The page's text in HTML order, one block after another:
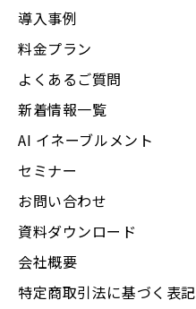
導入事例
料金プラン
よくあるご質問
新着情報一覧
AI イネーブルメント
セミナー
お問い合わせ
資料ダウンロード
会社概要
特定商取引法に基づく表記